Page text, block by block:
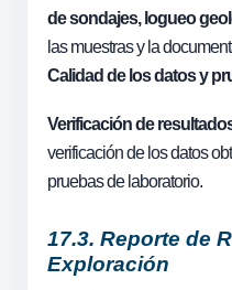
de sondajes, logueo
las muestras y la
Calidad de los datos y
Verificación de
verificación de los datos
pruebas de laboratorio.
17.3. Reporte de
Exploración